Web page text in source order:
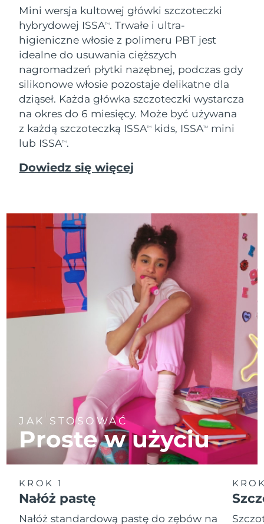
Mini wersja kultowej główki szczoteczki
hybrydowej ISSATM. Trwałe i ultra-
higieniczne włosie z polimeru PBT jest
idealne do usuwania cięższych
nagromadzeń płytki nazębnej, podczas gdy
silikonowe włosie pozostaje delikatne dla
dziąseł. Każda główka szczoteczki wystarcza
na okres do 6 miesięcy. Może być używana
z każdą szczoteczką ISSATM kids, ISSATM
mini
lub ISSATM.
Dowiedz się więcej
JAK STOSOWAĆ
Proste w użyciu
KROK 1
Nałóż pastę
Nałóż standardową pastę do zębów na
Tajlandia
Oczekiwany czas dostawy
Turcja
Oczekiwany czas dostawy
Zjednoczone Emiraty
Arabskie
Oczekiwany czas dostawy
09/08/2026
Wielka Brytania
Oczekiwany czas dostawy
08/08/2026
Stany Zjednoczone
Oczekiwany czas dostawy
14/08/2026